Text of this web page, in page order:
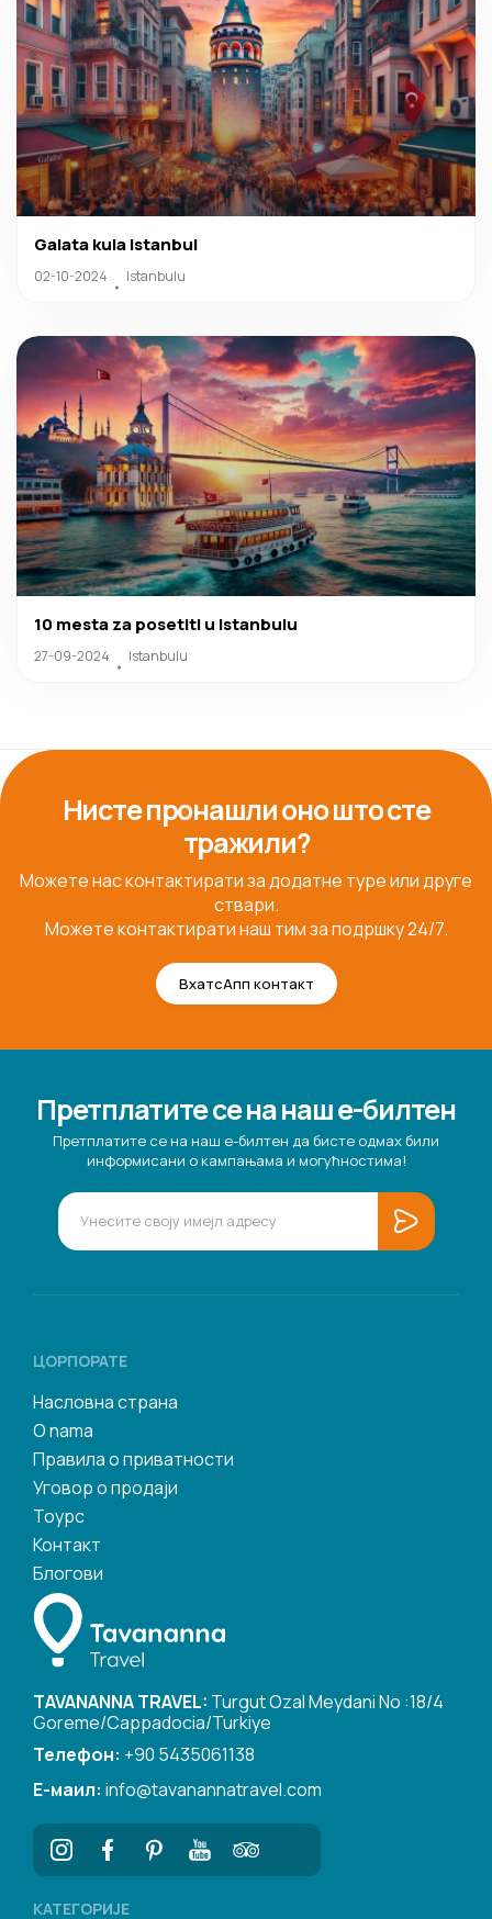
Galata kula Istanbul
02-10-2024 Istanbulu
10 mesta za posetiti u Istanbulu
27-09-2024 Istanbulu
Нисте пронашли оно што сте
тражили?
Можете нас контактирати за додатне туре или друге
ствари.
Можете контактирати наш тим за подршку 24/7.
ВхатсАпп контакт
Претплатите се на наш е-билтен
Претплатите се на наш е-билтен да бисте одмах били
информисани о кампањама и могућностима!
ЦОРПОРАТЕ
Насловна страна
O nama
Правила о приватности
Уговор о продаји
Тоурс
Контакт
Блогови
TAVANANNA TRAVEL: Turgut Ozal Meydani No :18/4
Goreme/Cappadocia/Turkiye
Телефон: +90 5435061138
Е-маил: info@tavanannatravel.com
КАТЕГОРИЈЕ